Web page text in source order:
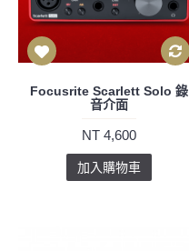
Focusrite Scarlett Solo 錄
音介面
NT 4,600
加入購物車